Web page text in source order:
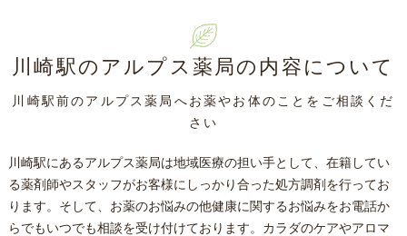
川崎駅前のアルプス薬局へお薬やお体のことをご相談くだ
さい
川崎駅のアルプス薬局の内容について
川崎駅にあるアルプス薬局は地域医療の担い手として、在籍してい
る薬剤師やスタッフがお客様にしっかり合った処方調剤を行ってお
ります。そして、お薬のお悩みの他健康に関するお悩みをお電話か
らでもいつでも相談を受け付けております。カラダのケアやアロマ